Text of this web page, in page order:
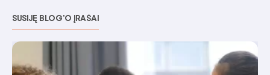
SUSIJĘ BLOG'O ĮRAŠAI